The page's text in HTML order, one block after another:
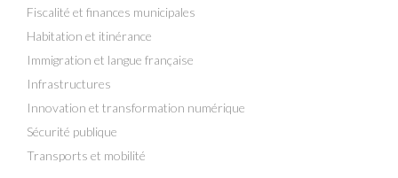
Fiscalité et finances municipales
Habitation et itinérance
Immigration et langue française
Infrastructures
Innovation et transformation numérique
Sécurité publique
Transports et mobilité